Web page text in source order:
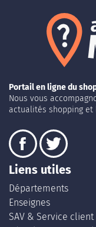
Portail en ligne du
Nous vous
actualités shopping et
Liens utiles
Départements
Enseignes
SAV & Service client